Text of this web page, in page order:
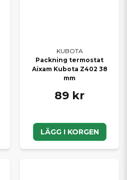
KUBOTA
Packning termostat
Aixam Kubota Z402 38
mm
89 kr
LÄGG I KORGEN